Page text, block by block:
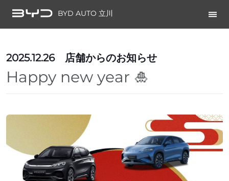
BYD AUTO 立川
2025.12.26 店舗からのお知らせ
Happy new year 🎍